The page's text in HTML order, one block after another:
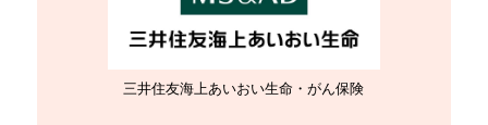
三井住友海上あいおい生命・がん保険